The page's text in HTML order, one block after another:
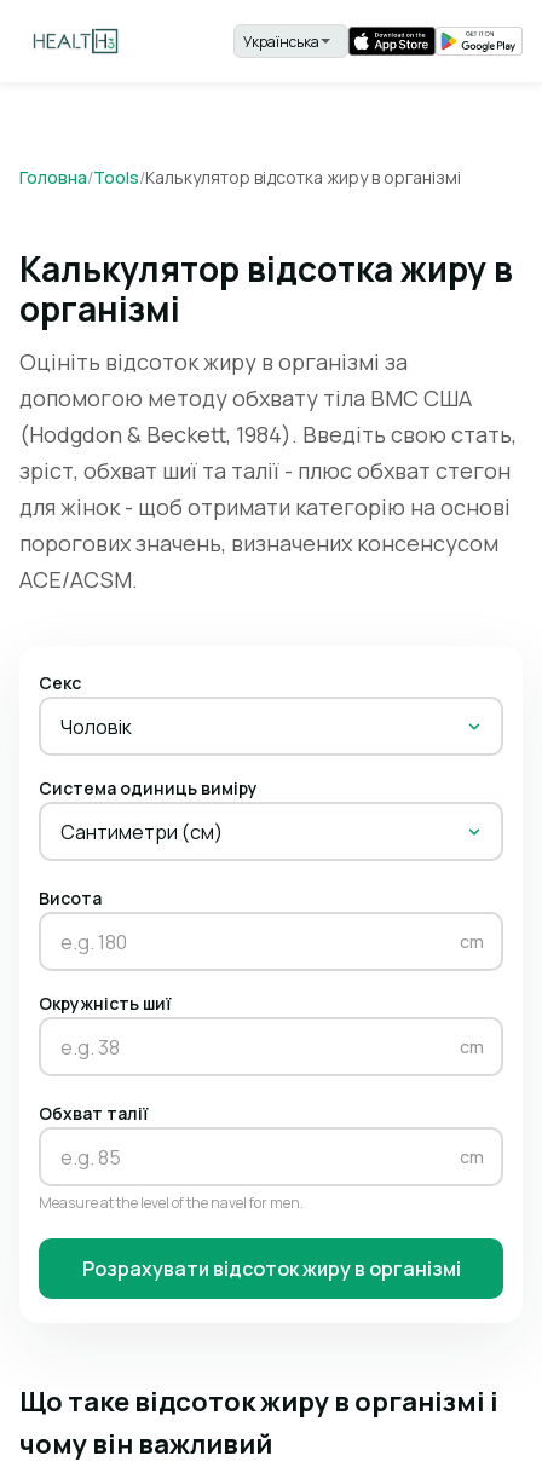
Головна/Tools/Калькулятор відсотка жиру в організмі
Калькулятор відсотка жиру в
організмі
Оцініть відсоток жиру в організмі за
допомогою методу обхвату тіла ВМС США
(Hodgdon & Beckett, 1984). Введіть свою стать,
зріст, обхват шиї та талії - плюс обхват стегон
для жінок - щоб отримати категорію на основі
порогових значень, визначених консенсусом
ACE/ACSM.
Секс
Чоловік
Система одиниць виміру
Сантиметри (см)
Висота
cm
Окружність шиї
cm
Обхват талії
cm
Measure at the level of the navel for men.
Розрахувати відсоток жиру в організмі
Що таке відсоток жиру в організмі і
чому він важливий